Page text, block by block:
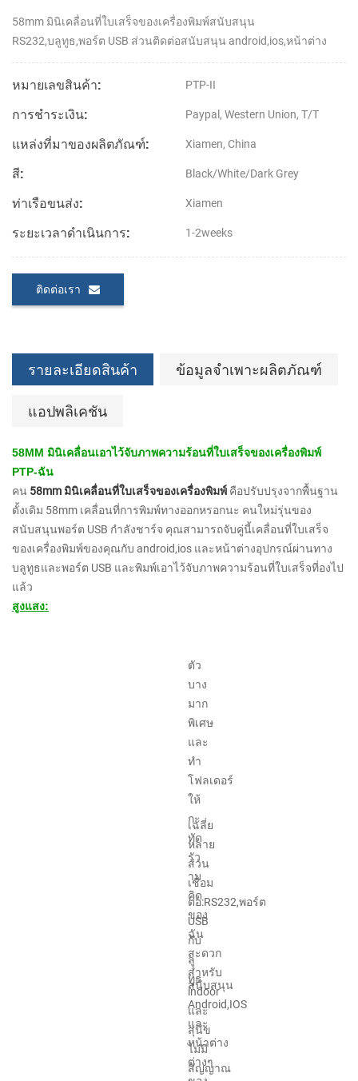
58mm มินิเคลื่อนที่ใบเสร็จของเครื่องพิมพ์สนับสนุน
RS232,บลูทูธ,พอร์ต USB ส่วนติดต่อสนับสนุน android,ios,หน้าต่าง
หมายเลขสินค้า: PTP-II
การชำระเงิน: Paypal, Western Union, T/T
แหล่งที่มาของผลิตภัณฑ์: Xiamen, China
สี: Black/White/Dark Grey
ท่าเรือขนส่ง: Xiamen
ระยะเวลาดำเนินการ: 1-2weeks
ติดต่อเรา
รายละเอียดสินค้า ข้อมูลจำเพาะผลิตภัณฑ์
แอปพลิเคชัน
58MM มินิเคลื่อนเอาไว้จับภาพความร้อนที่ใบเสร็จของเครื่องพิมพ์
PTP-ฉัน
คน 58mm มินิเคลื่อนที่ใบเสร็จของเครื่องพิมพ์ คือปรับปรุงจากพื้นฐาน
ดั้งเดิม 58mm เคลื่อนที่การพิมพ์ทางออกหรอกนะ คนใหม่รุ่นของ
สนับสนุนพอร์ต USB กำลังชาร์จ คุณสามารถจับคู่นี้เคลื่อนที่ใบเสร็จ
ของเครื่องพิมพ์ของคุณกับ android,ios และหน้าต่างอุปกรณ์ผ่านทาง
บลูทูธและพอร์ต USB และพิมพ์เอาไว้จับภาพความร้อนที่ใบเสร็จที่องไป
แล้ว
สูงแสง:
ตัว
บาง
มาก
พิเศษ
และ
ทำ
โฟลเดอร์
ให้
กะ
ทัด
รัว
าม
คิด
ของ
ฉัน
สะดวก
สำหรับ
indoor
และ
สุนัข
ไม่มี
สัญญาณ
เฉลี่ย
หลาย
ส่วน
เชื่อม
ต่อ:RS232,พอร์ต
USB
กับ
ลู
ทูธ
สนับสนุน
Android,IOS
และ
หน้าต่าง
ต่างๆ